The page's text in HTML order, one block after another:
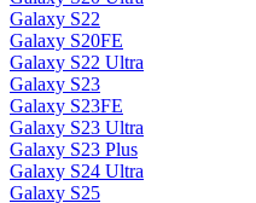
Galaxy S22
Galaxy S20FE
Galaxy S22 Ultra
Galaxy S23
Galaxy S23FE
Galaxy S23 Ultra
Galaxy S23 Plus
Galaxy S24 Ultra
Galaxy S25